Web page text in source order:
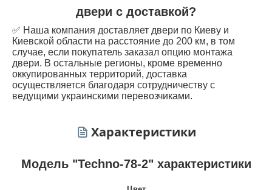
двери с доставкой?
✅ Наша компания доставляет двери по Киеву и
Киевской области на расстояние до 200 км, в том
случае, если покупатель заказал опцию монтажа
двери. В остальные регионы, кроме временно
оккупированных территорий, доставка
осуществляется благодаря сотрудничеству с
ведущими украинскими перевозчиками.
Характеристики
Модель "Techno-78-2" характеристики